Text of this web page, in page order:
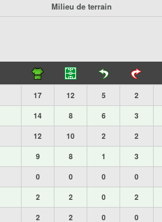
Milieu de terrain
17 12 5 2
14 8 6 3
12 10 2 2
9 8 1 3
0 0 0 0
2 2 0 2
2 2 0 0